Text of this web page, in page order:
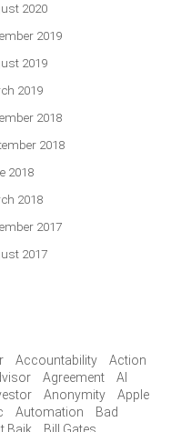
2020
2019
2019
2019
2018
2018
2018
2018
2017
2017
Accountability
Action
Agreement
AI
Anonymity
Apple
Automation
Bad